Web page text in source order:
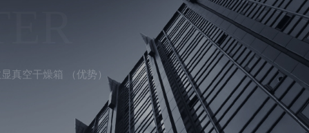
真空干燥箱 （优势）